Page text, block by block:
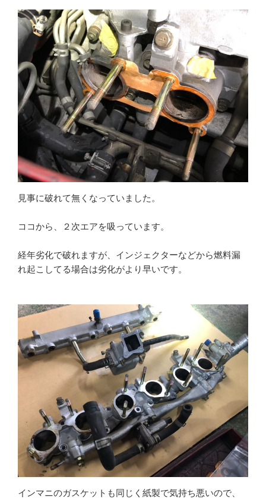
見事に破れて無くなっていました。
ココから、２次エアを吸っています。
経年劣化で破れますが、インジェクターなどから燃料漏
れ起こしてる場合は劣化がより早いです。
インマニのガスケットも同じく紙製で気持ち悪いので、